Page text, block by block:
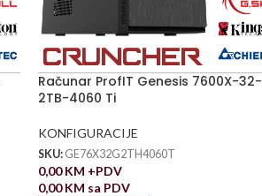
Računar ProfIT Genesis 7600X-32-
2TB-4060 Ti
KONFIGURACIJE
SKU: GE76X32G2TH4060T
0,00KM +PDV
0,00KM sa PDV